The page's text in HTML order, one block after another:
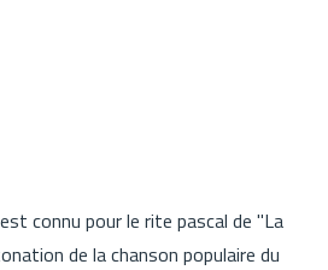
connu pour le rite pascal de "La
de la chanson populaire du